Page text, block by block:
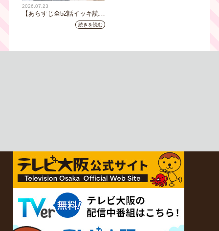
2026.07.23
【あらすじ全52話イッキ読
み】韓国ドラマ『黄金の私の
人生』｜テレビ大阪 月曜～
続きを読む